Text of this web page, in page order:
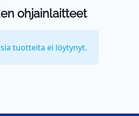
ohjainlaitteet
tuotteita ei löytynyt.